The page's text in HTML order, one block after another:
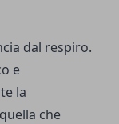
dal respiro.
e
la
che